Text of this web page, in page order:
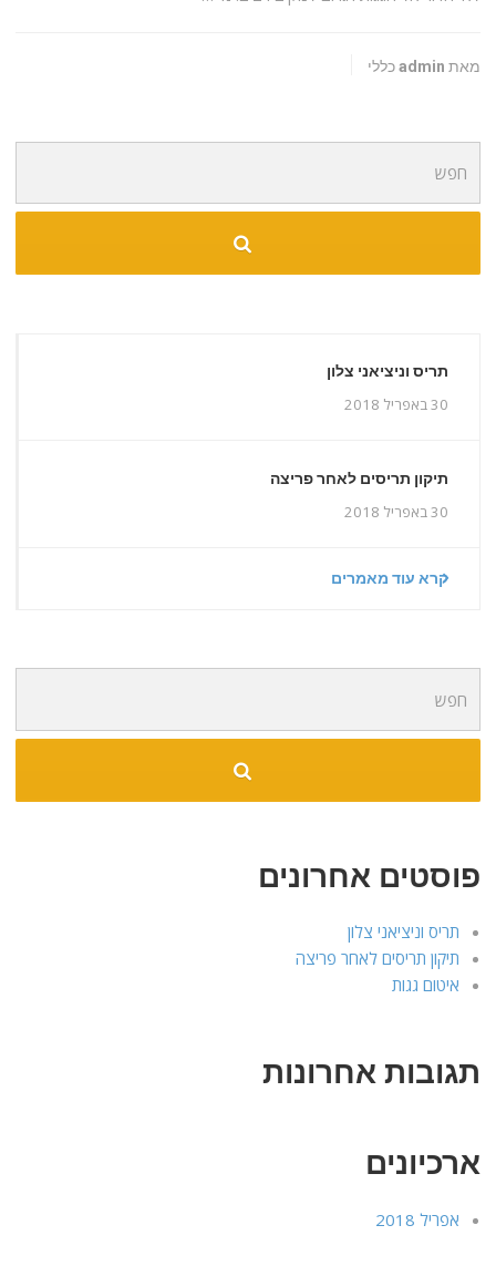
מאת admin כללי
עבור:
תריס וניציאני צלון
30 באפריל 2018
תיקון תריסים לאחר פריצה
30 באפריל 2018
קרא עוד מאמרים
עבור:
פוסטים אחרונים
תריס וניציאני צלון
תיקון תריסים לאחר פריצה
איטום גגות
תגובות אחרונות
ארכיונים
אפריל 2018